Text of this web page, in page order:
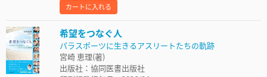
カートに入れる
希望をつなぐ人
パラスポーツに生きるアスリートたちの軌跡
宮崎 恵理(著)
出版社：協同医書出版社